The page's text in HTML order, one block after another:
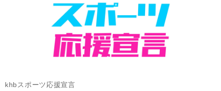
khbスポーツ応援宣言